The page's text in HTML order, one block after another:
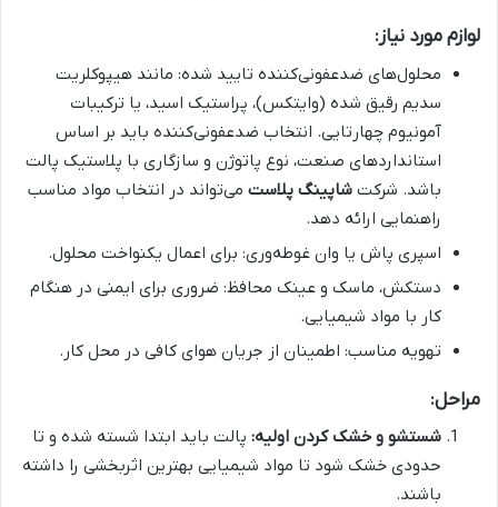
لوازم مورد نیاز:
محلول‌های ضدعفونی‌کننده تایید شده: مانند هیپوکلریت
سدیم رقیق شده (وایتکس)، پراستیک اسید، یا ترکیبات
آمونیوم چهارتایی. انتخاب ضدعفونی‌کننده باید بر اساس
استانداردهای صنعت، نوع پاتوژن و سازگاری با پلاستیک پالت
باشد. شرکت شاپینگ پلاست می‌تواند در انتخاب مواد مناسب
راهنمایی ارائه دهد.
اسپری پاش یا وان غوطه‌وری: برای اعمال یکنواخت محلول.
دستکش، ماسک و عینک محافظ: ضروری برای ایمنی در هنگام
کار با مواد شیمیایی.
تهویه مناسب: اطمینان از جریان هوای کافی در محل کار.
مراحل:
شستشو و خشک کردن اولیه: پالت باید ابتدا شسته شده و تا
حدودی خشک شود تا مواد شیمیایی بهترین اثربخشی را داشته
باشند.